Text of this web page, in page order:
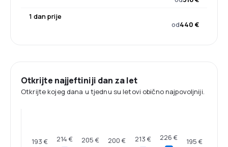
1 dan prije
od440 €
Otkrijte najjeftiniji dan za let
Otkrijte kojeg dana u tjednu su letovi obično najpovoljniji.
193 € 214 € 205 € 200 € 213 € 226 € 195 €